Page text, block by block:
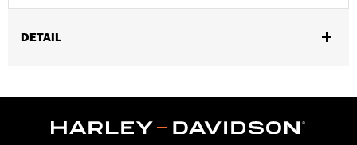
DETAIL
In the Box: 2 spark plug cables